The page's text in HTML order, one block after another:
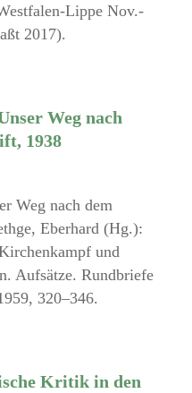
Lippe Nov.-
2017).
Weg nach
1938
Weg nach dem
Eberhard (Hg.):
und
Aufsätze. Rundbriefe
320–346.
Kritik in den